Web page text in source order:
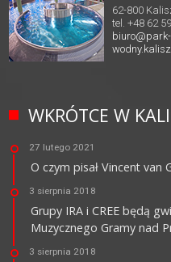
62-800
tel. +48 62
WKRÓTCE W
27 lutego 2021
O czym pisał Vincent
3 sierpnia 2018
Grupy IRA i CREE będą
Muzycznego Gramy nad
3 sierpnia 2018